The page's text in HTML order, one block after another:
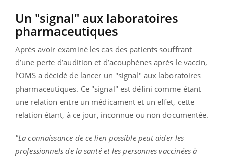
Un "signal" aux laboratoires
pharmaceutiques
Après avoir examiné les cas des patients souffrant
d’une perte d’audition et d’acouphènes après le vaccin,
l’OMS a décidé de lancer un "signal" aux laboratoires
pharmaceutiques. Ce "signal" est défini comme étant
une relation entre un médicament et un effet, cette
relation étant, à ce jour, inconnue ou non documentée.
"La connaissance de ce lien possible peut aider les
professionnels de la santé et les personnes vaccinées à